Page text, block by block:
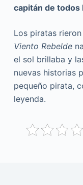
capitán de todos
Los piratas
Viento Rebelde
el sol brillaba y
nuevas historias
pequeño pirata,
leyenda.